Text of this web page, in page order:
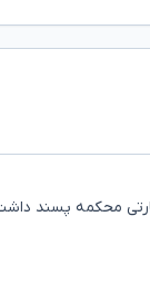
محکمه پسند